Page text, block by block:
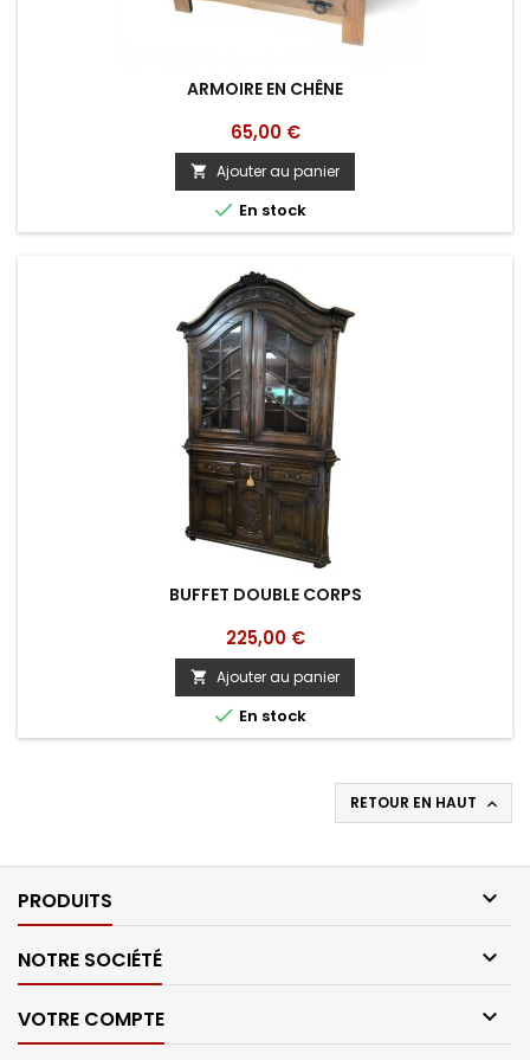
ARMOIRE EN CHÊNE
Prix
65,00 €
 Ajouter au panier
 En stock
BUFFET DOUBLE CORPS
Prix
225,00 €
 Ajouter au panier
 En stock
RETOUR EN HAUT 
PRODUITS 
NOTRE SOCIÉTÉ 
VOTRE COMPTE 